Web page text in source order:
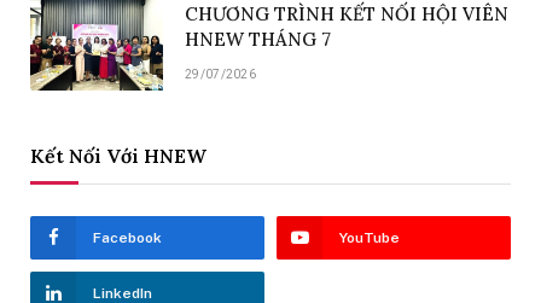
CHƯƠNG TRÌNH KẾT NỐI HỘI VIÊN
HNEW THÁNG 7
29/07/2026
Kết Nối Với HNEW
Facebook YouTube
LinkedIn